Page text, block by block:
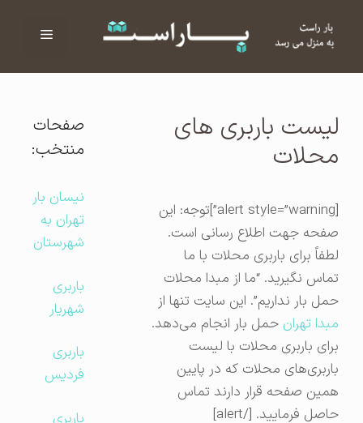
فهرست
لیست باربری های
محلات
[alert style=”warning”]توجه: این
صفحه جهت اطلاع رسانی است.
لطفاً برای باربری محلات با ما
تماس نگیرید. “ما از مبدا محلات
حمل بار نداریم”. این سایت تنها از
مبدا تهرانحمل بار انجام می‌دهد.
برای باربری محلات با لیست
باربری‌های محلات که در پایین
همین صفحه قرار دارند تماس
حاصل فرمایید. [/alert]
صفحات
منتخب:
نیسان بار
تهران به
شهرستان
باربری
شهریار
باربری
فردیس
باربری